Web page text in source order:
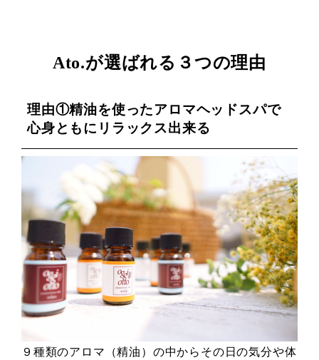
Ato.が選ばれる３つの理由
理由①精油を使ったアロマヘッドスパで
心身ともにリラックス出来る
９種類のアロマ（精油）の中からその日の気分や体